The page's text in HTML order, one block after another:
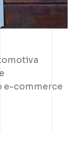
e-commerce